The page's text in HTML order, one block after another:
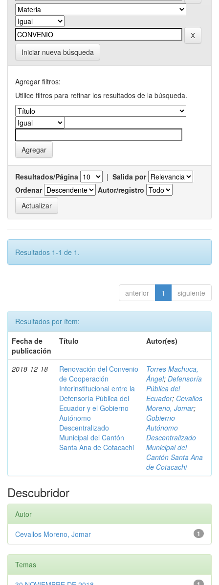
Iniciar nueva búsqueda
Agregar filtros:
Utilice filtros para refinar los resultados de la búsqueda.
Resultados/Página | Salida por
Ordenar
Autor/registro
Resultados 1-1 de 1.
anterior 1 siguiente
Resultados por ítem:
Fecha de
publicación
Título Autor(es)
2018-12-18
Renovación del Convenio
de Cooperación
Interinstitucional entre la
Defensoría Pública del
Ecuador y el Gobierno
Autónomo
Descentralizado
Municipal del Cantón
Santa Ana de Cotacachi
Torres Machuca,
Ángel; Defensoría
Pública del
Ecuador; Cevallos
Moreno, Jomar;
Gobierno
Autónomo
Descentralizado
Municipal del
Cantón Santa Ana
de Cotacachi
Descubridor
Autor
1
Cevallos Moreno, Jomar
Temas